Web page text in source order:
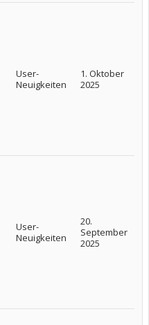
User-
Neuigkeiten
1. Oktober
2025
User-
Neuigkeiten
20.
September
2025